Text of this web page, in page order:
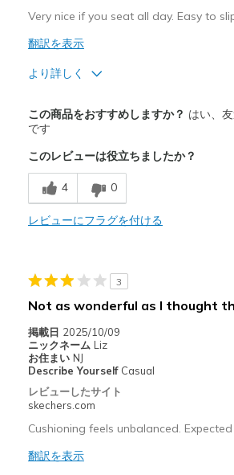
Sizing
Feels true to size
Very nice if you seat all day. Easy to
翻訳を表示
より詳しく
Breathe Well
Comfortable
Durable
以下に最適
Width
Sizing
Feels true to size
この商品をおすすめしますか？ はい、
です
このレビューは役立ちましたか？
4 0
レビューにフラグを付ける
3
Not as wonderful as I thought
掲載日 2025/10/09
ニックネーム Liz
お住まい NJ
Describe Yourself Casual
レビューしたサイト
skechers.com
Cushioning feels unbalanced.
翻訳を表示